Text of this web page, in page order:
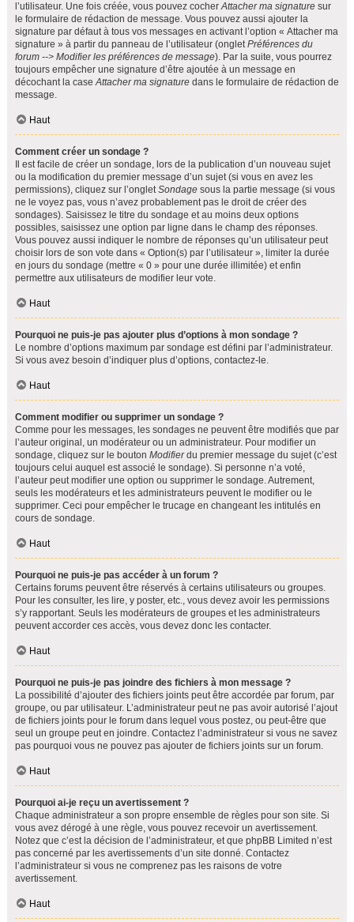
l’utilisateur. Une fois créée, vous pouvez cocherAttacher ma signature sur
le formulaire de rédaction de message. Vous pouvez aussi ajouter la
signature par défaut à tous vos messages en activant l’option « Attacher ma
signature » à partir du panneau de l’utilisateur (ongletPréférences du
forum --> Modifier les préférences de message). Par la suite, vous pourrez
toujours empêcher une signature d’être ajoutée à un message en
décochant la caseAttacher ma signature dans le formulaire de rédaction de
message.
Haut
Comment créer un sondage ?
Il est facile de créer un sondage, lors de la publication d’un nouveau sujet
ou la modification du premier message d’un sujet (si vous en avez les
permissions), cliquez sur l’ongletSondage sous la partie message (si vous
ne le voyez pas, vous n’avez probablement pas le droit de créer des
sondages). Saisissez le titre du sondage et au moins deux options
possibles, saisissez une option par ligne dans le champ des réponses.
Vous pouvez aussi indiquer le nombre de réponses qu’un utilisateur peut
choisir lors de son vote dans « Option(s) par l’utilisateur », limiter la durée
en jours du sondage (mettre « 0 » pour une durée illimitée) et enfin
permettre aux utilisateurs de modifier leur vote.
Haut
Pourquoi ne puis-je pas ajouter plus d’options à mon sondage ?
Le nombre d’options maximum par sondage est défini par l’administrateur.
Si vous avez besoin d’indiquer plus d’options, contactez-le.
Haut
Comment modifier ou supprimer un sondage ?
Comme pour les messages, les sondages ne peuvent être modifiés que par
l’auteur original, un modérateur ou un administrateur. Pour modifier un
sondage, cliquez sur le bouton Modifierdu premier message du sujet (c’est
toujours celui auquel est associé le sondage). Si personne n’a voté,
l’auteur peut modifier une option ou supprimer le sondage. Autrement,
seuls les modérateurs et les administrateurs peuvent le modifier ou le
supprimer. Ceci pour empêcher le trucage en changeant les intitulés en
cours de sondage.
Haut
Pourquoi ne puis-je pas accéder à un forum ?
Certains forums peuvent être réservés à certains utilisateurs ou groupes.
Pour les consulter, les lire, y poster, etc., vous devez avoir les permissions
s’y rapportant. Seuls les modérateurs de groupes et les administrateurs
peuvent accorder ces accès, vous devez donc les contacter.
Haut
Pourquoi ne puis-je pas joindre des fichiers à mon message ?
La possibilité d’ajouter des fichiers joints peut être accordée par forum, par
groupe, ou par utilisateur. L’administrateur peut ne pas avoir autorisé l’ajout
de fichiers joints pour le forum dans lequel vous postez, ou peut-être que
seul un groupe peut en joindre. Contactez l’administrateur si vous ne savez
pas pourquoi vous ne pouvez pas ajouter de fichiers joints sur un forum.
Haut
Pourquoi ai-je reçu un avertissement ?
Chaque administrateur a son propre ensemble de règles pour son site. Si
vous avez dérogé à une règle, vous pouvez recevoir un avertissement.
Notez que c’est la décision de l’administrateur, et que phpBB Limited n’est
pas concerné par les avertissements d’un site donné. Contactez
l’administrateur si vous ne comprenez pas les raisons de votre
avertissement.
Haut